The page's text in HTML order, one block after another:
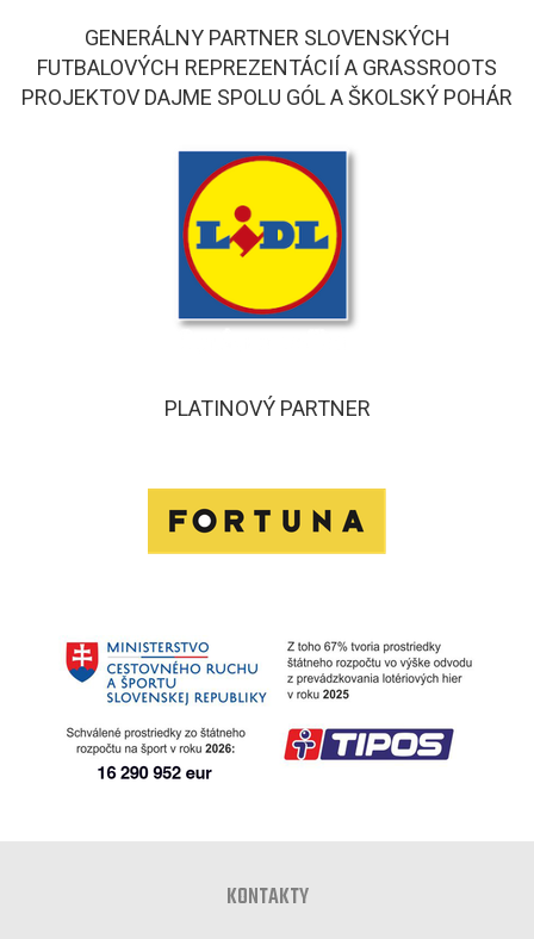
GENERÁLNY PARTNER SLOVENSKÝCH
FUTBALOVÝCH REPREZENTÁCIÍ A GRASSROOTS
PROJEKTOV DAJME SPOLU GÓL A ŠKOLSKÝ POHÁR
PLATINOVÝ PARTNER
KONTAKTY